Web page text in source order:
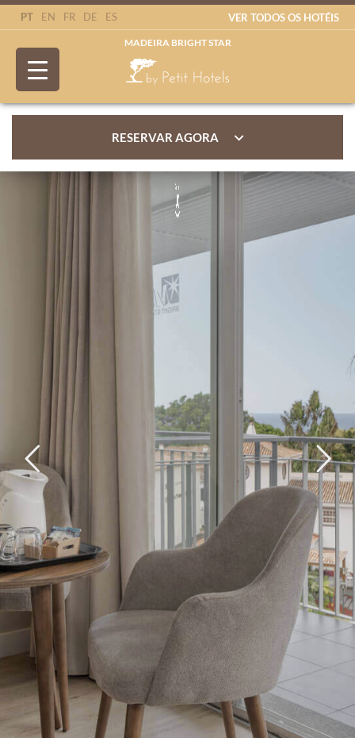
PT EN FR DE ES VER TODOS OS HOTÉIS
MADEIRA BRIGHT STAR
RESERVAR AGORA